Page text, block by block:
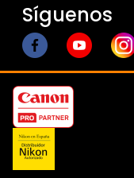
Síguenos